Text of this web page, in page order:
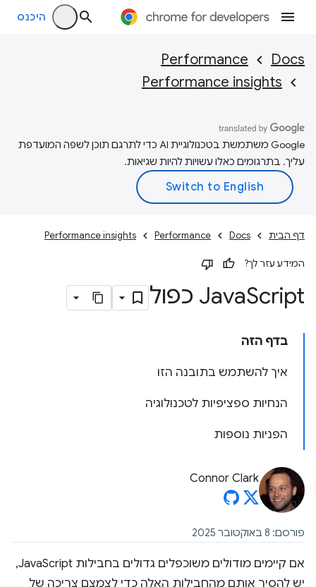
היכנס
Docs
Performance
Performance insights
‫Google משתמשת בטכנולוגיית AI כדי לתרגם תוכן לשפה המועדפת
עליך. בתרגומים כאלו עשויות להיות שגיאות.
דף הבית Docs
Performance
Performance insights
המידע עזר לך?
‫JavaScript כפול
בדף הזה
איך להשתמש בתובנה הזו
הנחיות ספציפיות לטכנולוגיה
הפניות נוספות
Connor Clark
פורסם: 8 באוקטובר 2025
אם קיימים מודולים משוכפלים גדולים בחבילות JavaScript,
יש להסיר אותם מהחבילות האלה כדי לצמצם צריכה של